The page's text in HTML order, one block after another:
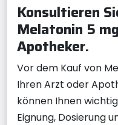
Konsultieren
Melatonin 5
Apotheker.
Vor dem Kauf von
Ihren Arzt oder
können Ihnen
Eignung, Dosierung